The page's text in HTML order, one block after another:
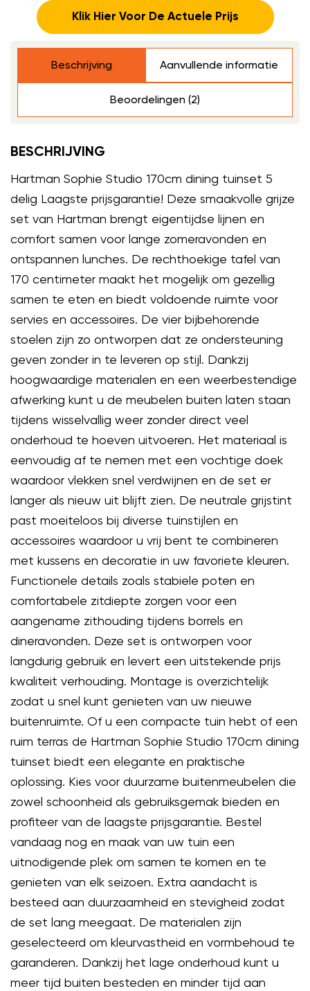
Klik Hier Voor De Actuele Prijs
Beschrijving Aanvullende informatie
Beoordelingen (2)
BESCHRIJVING
Hartman Sophie Studio 170cm dining tuinset 5
delig Laagste prijsgarantie! Deze smaakvolle grijze
set van Hartman brengt eigentijdse lijnen en
comfort samen voor lange zomeravonden en
ontspannen lunches. De rechthoekige tafel van
170 centimeter maakt het mogelijk om gezellig
samen te eten en biedt voldoende ruimte voor
servies en accessoires. De vier bijbehorende
stoelen zijn zo ontworpen dat ze ondersteuning
geven zonder in te leveren op stijl. Dankzij
hoogwaardige materialen en een weerbestendige
afwerking kunt u de meubelen buiten laten staan
tijdens wisselvallig weer zonder direct veel
onderhoud te hoeven uitvoeren. Het materiaal is
eenvoudig af te nemen met een vochtige doek
waardoor vlekken snel verdwijnen en de set er
langer als nieuw uit blijft zien. De neutrale grijstint
past moeiteloos bij diverse tuinstijlen en
accessoires waardoor u vrij bent te combineren
met kussens en decoratie in uw favoriete kleuren.
Functionele details zoals stabiele poten en
comfortabele zitdiepte zorgen voor een
aangename zithouding tijdens borrels en
dineravonden. Deze set is ontworpen voor
langdurig gebruik en levert een uitstekende prijs
kwaliteit verhouding. Montage is overzichtelijk
zodat u snel kunt genieten van uw nieuwe
buitenruimte. Of u een compacte tuin hebt of een
ruim terras de Hartman Sophie Studio 170cm dining
tuinset biedt een elegante en praktische
oplossing. Kies voor duurzame buitenmeubelen die
zowel schoonheid als gebruiksgemak bieden en
profiteer van de laagste prijsgarantie. Bestel
vandaag nog en maak van uw tuin een
uitnodigende plek om samen te komen en te
genieten van elk seizoen. Extra aandacht is
besteed aan duurzaamheid en stevigheid zodat
de set lang meegaat. De materialen zijn
geselecteerd om kleurvastheid en vormbehoud te
garanderen. Dankzij het lage onderhoud kunt u
meer tijd buiten besteden en minder tijd aan